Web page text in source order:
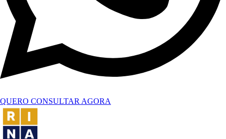
QUERO CONSULTAR AGORA